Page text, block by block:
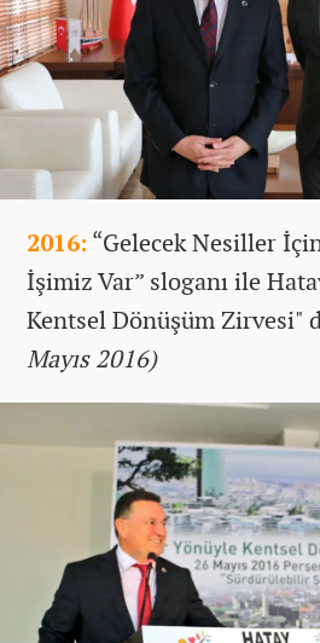
2016: “Gelecek Nesiller
İşimiz Var” sloganı ile
Kentsel Dönüşüm Zirvesi"
Mayıs 2016)